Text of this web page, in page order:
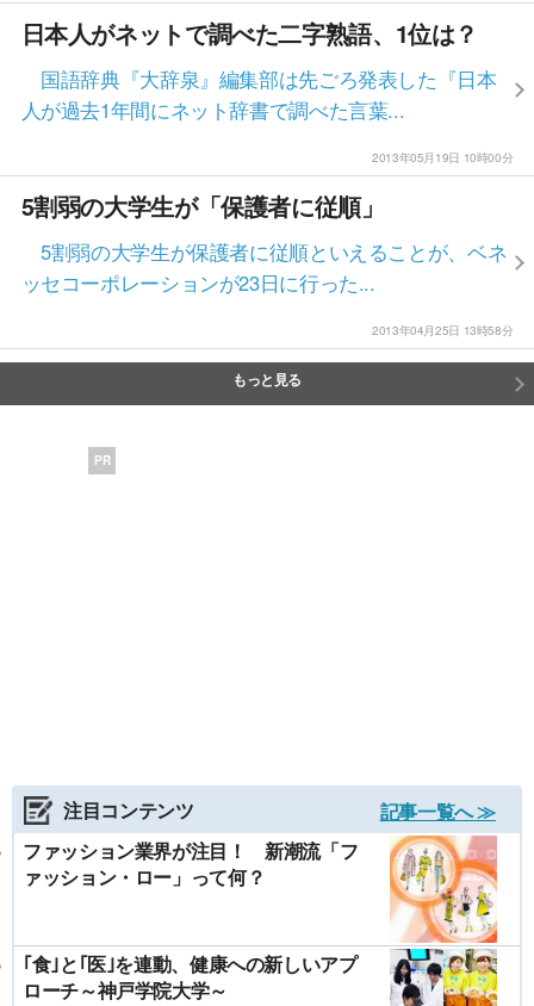
日本人がネットで調べた二字熟語、1位は？
国語辞典『大辞泉』編集部は先ごろ発表した『日本
人が過去1年間にネット辞書で調べた言葉...
2013年05月19日 10時00分
5割弱の大学生が「保護者に従順」
5割弱の大学生が保護者に従順といえることが、ベネ
ッセコーポレーションが23日に行った...
2013年04月25日 13時58分
もっと見る
PR
注目コンテンツ
記事一覧へ ≫
ファッション業界が注目！ 新潮流「フ
ァッション・ロー」って何？
｢食｣と｢医｣を連動、健康への新しいアプ
ローチ～神戸学院大学～